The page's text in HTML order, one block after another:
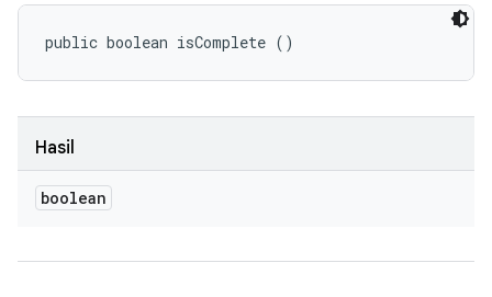
public boolean isComplete ()
Hasil
boolean